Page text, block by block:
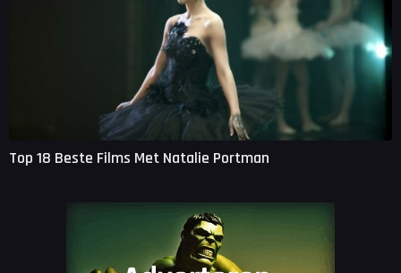
Top 18 Beste Films Met Natalie Portman